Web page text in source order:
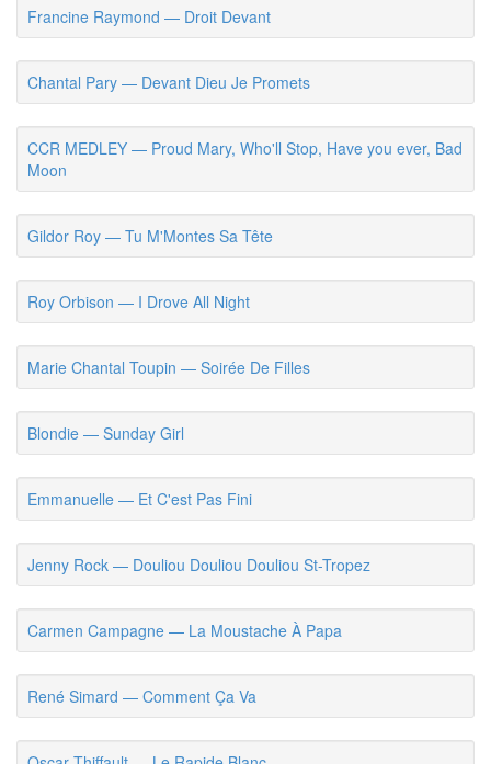
Francine Raymond — Droit Devant
Chantal Pary — Devant Dieu Je Promets
CCR MEDLEY — Proud Mary, Who'll Stop, Have you ever, Bad
Moon
Gildor Roy — Tu M'Montes Sa Tête
Roy Orbison — I Drove All Night
Marie Chantal Toupin — Soirée De Filles
Blondie — Sunday Girl
Emmanuelle — Et C'est Pas Fini
Jenny Rock — Douliou Douliou Douliou St-Tropez
Carmen Campagne — La Moustache À Papa
René Simard — Comment Ça Va